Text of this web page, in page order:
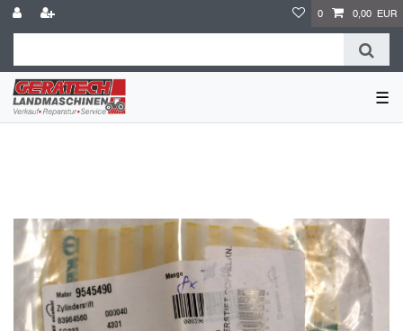
0 0,00 EUR
☰